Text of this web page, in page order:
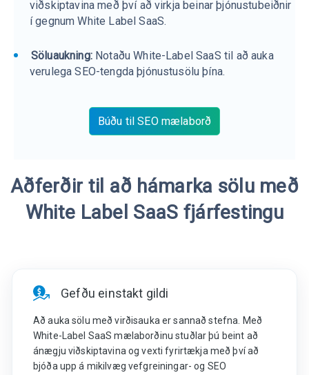
viðskiptavina með því að virkja beinar þjónustubeiðnir
í gegnum White Label SaaS.
Söluaukning:Notaðu White-Label SaaS til að auka
verulega SEO-tengda þjónustusölu þína.
Búðu til SEO mælaborð
Aðferðir til að hámarka sölu með
White Label SaaS fjárfestingu
Gefðu einstakt gildi
Að auka sölu með virðisauka er sannað stefna. Með
White-Label SaaS mælaborðinu stuðlar þú beint að
ánægju viðskiptavina og vexti fyrirtækja með því að
bjóða upp á mikilvæg vefgreiningar- og SEO